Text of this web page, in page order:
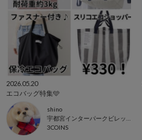
2026.05.20
エコバッグ特集🩵
shino
3COINS